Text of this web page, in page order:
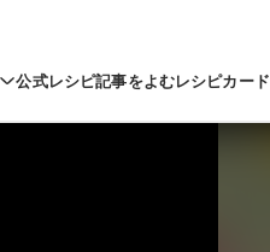
公式レシピ記事をよむレシピカード